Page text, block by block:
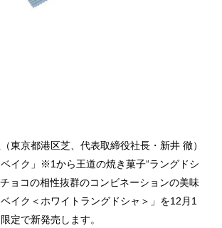
東京都港区芝、代表取締役社長・新井 徹）
イク」※1から王道の焼き菓子“ラングドシ
ョコの相性抜群のコンビネーションの美味
イク＜ホワイトラングドシャ＞」を12月1
定で新発売します。